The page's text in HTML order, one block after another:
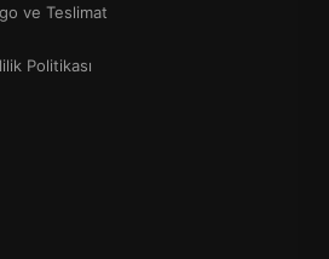
ve Teslimat
Politikası